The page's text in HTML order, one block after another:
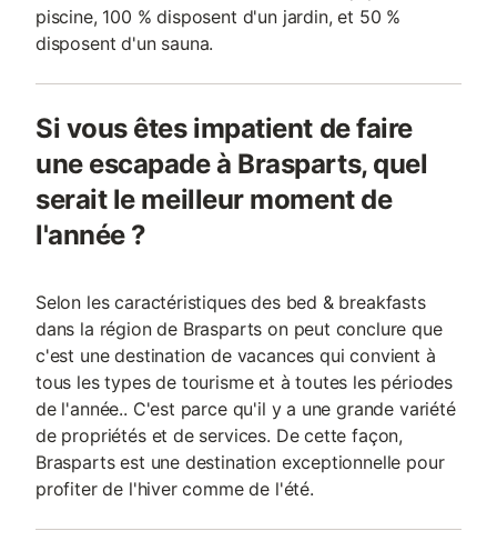
piscine, 100 % disposent d'un jardin, et 50 %
disposent d'un sauna.
Si vous êtes impatient de faire
une escapade à Brasparts, quel
serait le meilleur moment de
l'année ?
Selon les caractéristiques des bed & breakfasts
dans la région de Brasparts on peut conclure que
c'est une destination de vacances qui convient à
tous les types de tourisme et à toutes les périodes
de l'année.. C'est parce qu'il y a une grande variété
de propriétés et de services. De cette façon,
Brasparts est une destination exceptionnelle pour
profiter de l'hiver comme de l'été.